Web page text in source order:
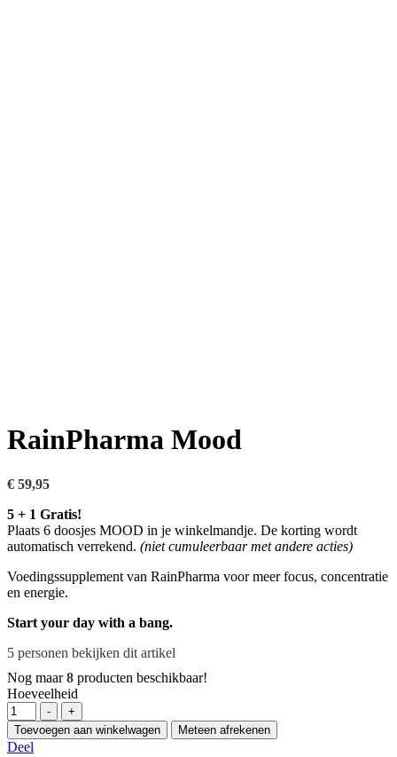
RainPharma Mood
€ 59,95
5 + 1 Gratis!
Plaats 6 doosjes MOOD in je winkelmandje. De korting wordt
automatisch verrekend. (niet cumuleerbaar met andere acties)
Voedingssupplement van RainPharma voor meer focus, concentratie
en energie.
Start your day with a bang.
5 personen bekijken dit artikel
Nog maar8 producten beschikbaar!
Hoeveelheid
-
+
Toevoegen aan winkelwagen
Meteen afrekenen
Deel